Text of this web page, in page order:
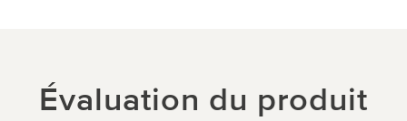
Évaluation du produit